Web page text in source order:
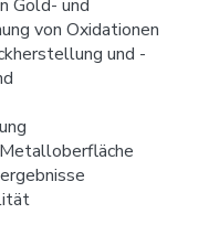
Gold- und
von Oxidationen
und -